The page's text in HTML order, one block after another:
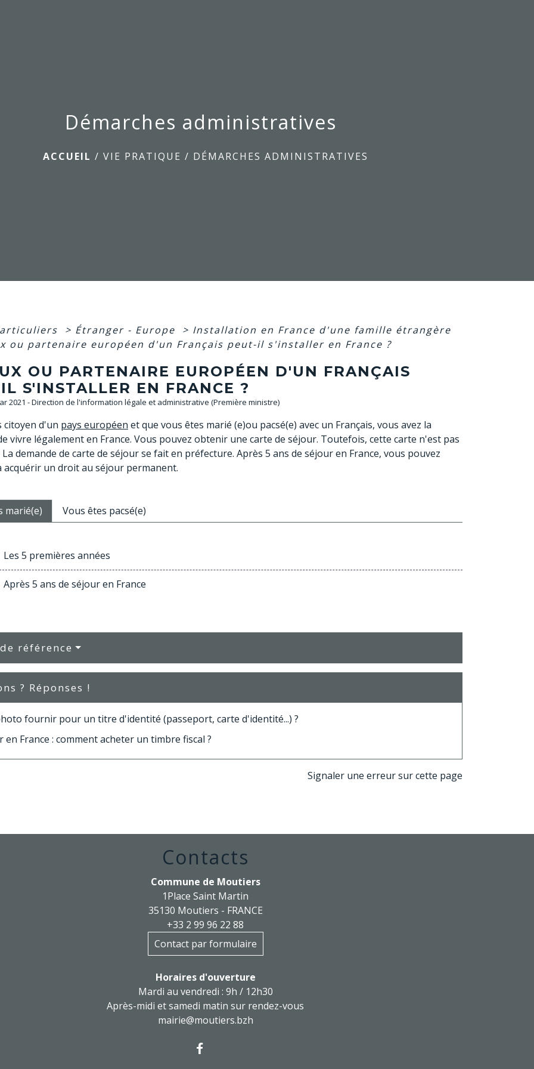
Démarches administratives
ACCUEIL / VIE PRATIQUE / DÉMARCHES ADMINISTRATIVES
> Étranger - Europe > Installation en France d'une famille étrangère
ou partenaire européen d'un Français peut-il s'installer en France ?
OU PARTENAIRE EUROPÉEN D'UN FRANÇAIS
S'INSTALLER EN FRANCE ?
2021 - Direction de l'information légale et administrative (Première ministre)
citoyen d'un pays européen et que vous êtes marié (e)ou pacsé(e) avec un Français, vous avez la
vivre légalement en France. Vous pouvez obtenir une carte de séjour. Toutefois, cette carte n'est pas
demande de carte de séjour se fait en préfecture. Après 5 ans de séjour en France, vous pouvez
acquérir un droit au séjour permanent.
marié(e) Vous êtes pacsé(e)
Les 5 premières années
Après 5 ans de séjour en France
référence
? Réponses !
fournir pour un titre d'identité (passeport, carte d'identité...) ?
en France : comment acheter un timbre fiscal ?
Signaler une erreur sur cette page
Contacts
Commune de Moutiers
1Place Saint Martin
35130 Moutiers - FRANCE
+33 2 99 96 22 88
Contact par formulaire
Horaires d'ouverture
Mardi au vendredi : 9h / 12h30
Après-midi et samedi matin sur rendez-vous
mairie@moutiers.bzh